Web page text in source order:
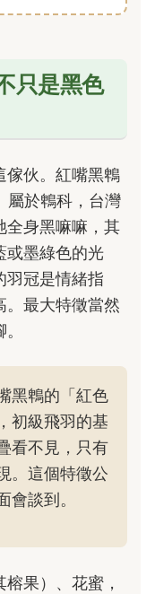
只是黑色
傢伙。紅嘴黑鵯
屬於鵯科，台灣
全身黑嘛嘛，其
或墨綠色的光
羽冠是情緒指
。最大特徵當然
黑鵯的「紅色
初級飛羽的基
看不見，只有
。這個特徵公
會談到。
果）、花蜜，